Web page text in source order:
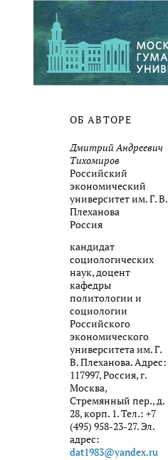
ОБ АВТОРЕ
Дмитрий Андреевич
Тихомиров
Российский
экономический
университет им. Г. В.
Плеханова
Россия
кандидат
социологических
наук, доцент
кафедры
политологии и
социологии
Российского
экономического
университета им. Г.
В. Плеханова. Адрес:
117997, Россия, г.
Москва,
Стремянный пер., д.
28, корп. 1. Тел.: +7
(495) 958-23-27. Эл.
адрес:
dat1983@yandex.ru